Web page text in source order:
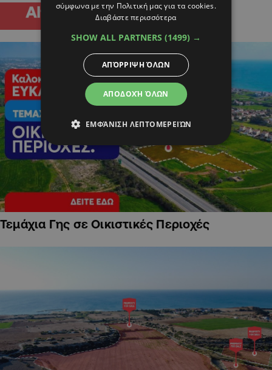
Τεμάχια Γης σε Οικιστικές Περιοχές
σύμφωνα με την Πολιτική μας για τα cookies.
Διαβάστε περισσότερα
SHOW ALL PARTNERS (1499) →
ΑΠΟΔΟΧΉ ΌΛΩΝ
ΑΠΌΡΡΙΨΗ ΌΛΩΝ
ΕΜΦΆΝΙΣΗ ΛΕΠΤΟΜΕΡΕΙΏΝ